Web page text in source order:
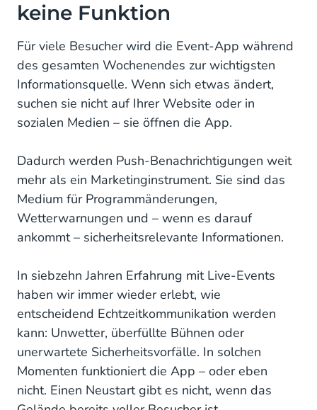
keine Funktion
Für viele Besucher wird die Event-App während
des gesamten Wochenendes zur wichtigsten
Informationsquelle. Wenn sich etwas ändert,
suchen sie nicht auf Ihrer Website oder in
sozialen Medien – sie öffnen die App.
Dadurch werden Push-Benachrichtigungen weit
mehr als ein Marketinginstrument. Sie sind das
Medium für Programmänderungen,
Wetterwarnungen und – wenn es darauf
ankommt – sicherheitsrelevante Informationen.
In siebzehn Jahren Erfahrung mit Live-Events
haben wir immer wieder erlebt, wie
entscheidend Echtzeitkommunikation werden
kann: Unwetter, überfüllte Bühnen oder
unerwartete Sicherheitsvorfälle. In solchen
Momenten funktioniert die App – oder eben
nicht. Einen Neustart gibt es nicht, wenn das